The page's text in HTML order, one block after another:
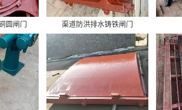
圆闸门 渠道防洪排水铸铁闸门